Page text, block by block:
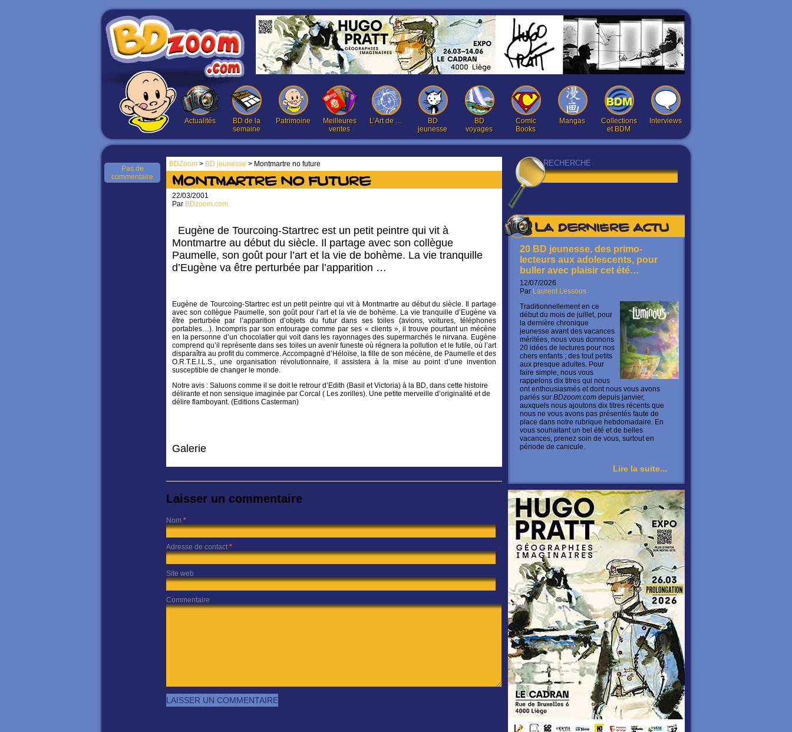
Actualités
BD de la
semaine
Patrimoine
Meilleures
ventes
L’Art de …
BD
jeunesse
BD
voyages
Comic
Books
Mangas
Collections
et BDM
Interviews
La dernière actu
20 BD jeunesse, des primo-
lecteurs aux adolescents, pour
buller avec plaisir cet été…
12/07/2026
Par Laurent Lessous
Traditionnellement en ce
début du mois de juillet, pour
la dernière chronique
jeunesse avant des vacances
méritées, nous vous donnons
20 idées de lectures pour nos
chers enfants ; des tout petits
aux presque adultes. Pour
faire simple, nous vous
rappelons dix titres qui nous
ont enthousiasmés et dont nous vous avons
parlés sur BDzoom.com depuis janvier,
auxquels nous ajoutons dix titres récents que
nous ne vous avons pas présentés faute de
place dans notre rubrique hebdomadaire. En
vous souhaitant un bel été et de belles
vacances, prenez soin de vous, surtout en
période de canicule.
Lire la suite...
BDZoom > BD jeunesse > Montmartre no future
Pas de
commentaire
Montmartre no future
22/03/2001
Par BDzoom.com
Eugène de Tourcoing-Startrec est un petit peintre qui vit à
Montmartre au début du siècle. Il partage avec son collègue
Paumelle, son goût pour l’art et la vie de bohème. La vie tranquille
d’Eugène va être perturbée par l’apparition …
Eugène de Tourcoing-Startrec est un petit peintre qui vit à Montmartre au début du siècle. Il partage
avec son collègue Paumelle, son goût pour l’art et la vie de bohème. La vie tranquille d’Eugène va
être perturbée par l’apparition d’objets du futur dans ses toiles (avions, voitures, téléphones
portables…). Incompris par son entourage comme par ses « clients », il trouve pourtant un mécène
en la personne d’un chocolatier qui voit dans les rayonnages des supermarchés le nirvana. Eugène
comprend qu’il représente dans ses toiles un avenir funeste où régnera la pollution et le futile, où l’art
disparaîtra au profit du commerce. Accompagné d’Héloïse, la fille de son mécène, de Paumelle et des
O.R.T.E.I.L.S., une organisation révolutionnaire, il assistera à la mise au point d’une invention
susceptible de changer le monde.
Notre avis : Saluons comme il se doit le retrour d’Edith (Basil et Victoria) à la BD, dans cette histoire
délirante et non sensique imaginée par Corcal ( Les zorilles). Une petite merveille d’originalité et de
délire flamboyant. (Editions Casterman)
Galerie
Laisser un commentaire
Nom *
Adresse de contact *
Site web
Commentaire